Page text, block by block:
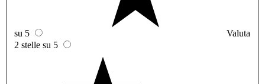
su 5
Valuta
2 stelle su 5